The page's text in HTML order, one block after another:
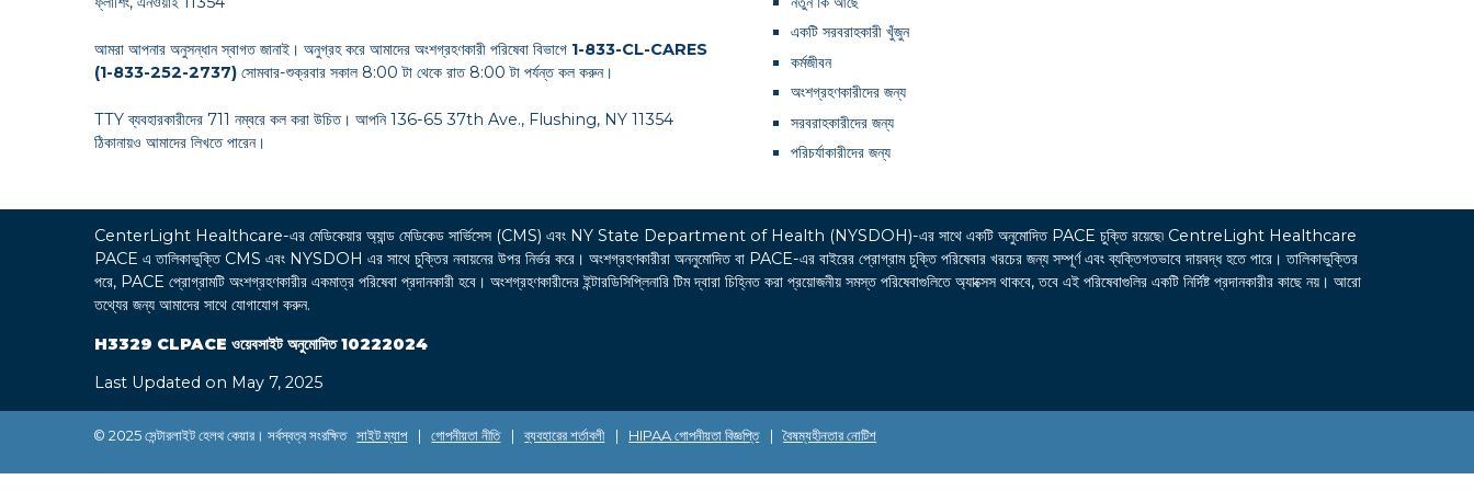
আমরা আপনার অনুসন্ধান স্বাগত জানাই। অনুগ্রহ করে আমাদের অংশগ্রহণকারী পরিষেবা বিভাগে 1-833-CL-CARES
(1-833-252-2737) সোমবার-শুক্রবার সকাল 8:00 টা থেকে রাত 8:00 টা পর্যন্ত কল করুন।
TTY ব্যবহারকারীদের 711 নম্বরে কল করা উচিত। আপনি 136-65 37th Ave., Flushing, NY 11354
ঠিকানায়ও আমাদের লিখতে পারেন।
একটি সরবরাহকারী খুঁজুন
কর্মজীবন
অংশগ্রহণকারীদের জন্য
সরবরাহকারীদের জন্য
পরিচর্যাকারীদের জন্য
CenterLight Healthcare-এর মেডিকেয়ার অ্যান্ড মেডিকেড সার্ভিসেস (CMS) এবং NY State Department of Health (NYSDOH)-এর সাথে একটি অনুমোদিত PACE চুক্তি রয়েছে৷ CentreLight Healthcare
PACE এ তালিকাভুক্তি CMS এবং NYSDOH এর সাথে চুক্তির নবায়নের উপর নির্ভর করে। অংশগ্রহণকারীরা অননুমোদিত বা PACE-এর বাইরের প্রোগ্রাম চুক্তি পরিষেবার খরচের জন্য সম্পূর্ণ এবং ব্যক্তিগতভাবে দায়বদ্ধ হতে পারে। তালিকাভুক্তির
পরে, PACE প্রোগ্রামটি অংশগ্রহণকারীর একমাত্র পরিষেবা প্রদানকারী হবে। অংশগ্রহণকারীদের ইন্টারডিসিপ্লিনারি টিম দ্বারা চিহ্নিত করা প্রয়োজনীয় সমস্ত পরিষেবাগুলিতে অ্যাক্সেস থাকবে, তবে এই পরিষেবাগুলির একটি নির্দিষ্ট প্রদানকারীর কাছে নয়। আরো
তথ্যের জন্য আমাদের সাথে যোগাযোগ করুন.
H3329 CLPACE ওয়েবসাইট অনুমোদিত 10222024
Last Updated on May 7, 2025
© 2025 সেন্টারলাইট হেলথ কেয়ার। সর্বস্বত্ব সংরক্ষিত সাইট ম্যাপ | গোপনীয়তা নীতি | ব্যবহারের শর্তাবলী | HIPAA গোপনীয়তা বিজ্ঞপ্তি | বৈষম্যহীনতার নোটিশ